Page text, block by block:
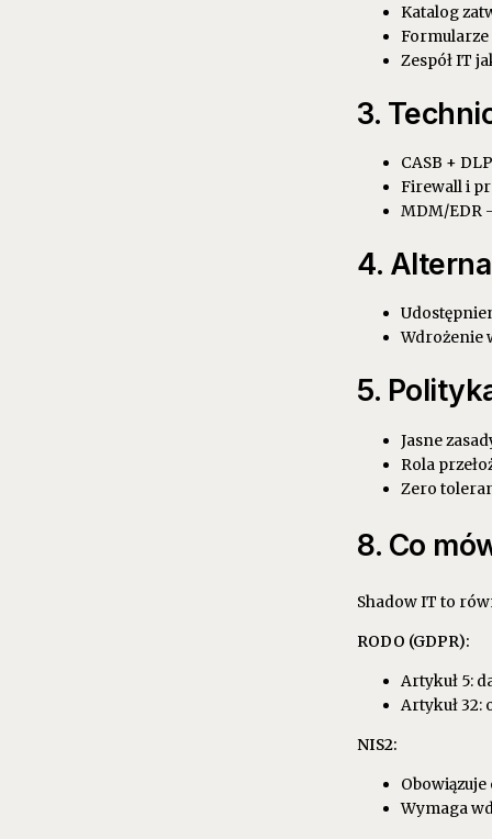
Katalog
Zespół IT
3.
CASB +
Firewall i
MDM/EDR
4.
Wdrożenie
5.
Jasne
Rola
Zero
8. Co
Shadow IT to
RODO (GDPR):
Artykuł 5:
Artykuł
NIS2:
Wymaga